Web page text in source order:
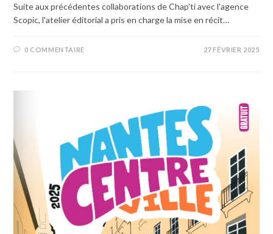
Suite aux précédentes collaborations de Chap'ti avec l'agence
Scopic, l'atelier éditorial a pris en charge la mise en récit…
0 COMMENTAIRE 27 FÉVRIER 2025